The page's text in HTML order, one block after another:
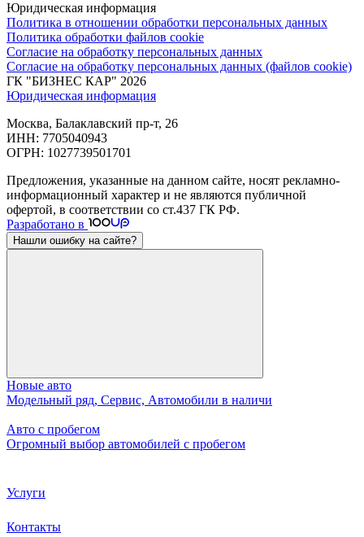
Юридическая информация
Политика в отношении обработки персональных данных
Политика обработки файлов cookie
Согласие на обработку персональных данных
Согласие на обработку персональных данных (файлов cookie)
ГК "БИЗНЕС КАР" 2026
Юридическая информация
Москва, Балаклавский пр-т, 26
ИНН: 7705040943
ОГРН: 1027739501701
Предложения, указанные на данном сайте, носят рекламно-
информационный характер и не являются публичной
офертой, в соответствии со ст.437 ГК РФ.
Разработано в
Нашли ошибку на сайте?
Новые авто
Модельный ряд, Сервис, Автомобили в наличи
Авто с пробегом
Огромный выбор автомобилей с пробегом
Услуги
Контакты